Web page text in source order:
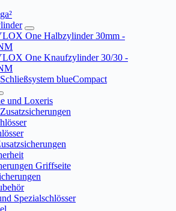
One Halbzylinder 30mm -
One Knaufzylinder 30/30 -
blueCompact
und Loxeris
Griffseite
Spezialschlösser